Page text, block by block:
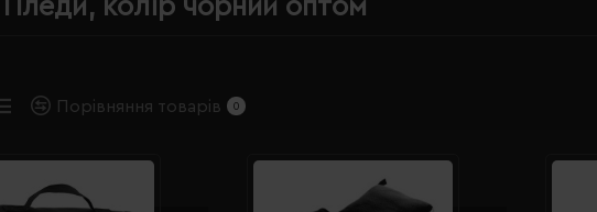
Пледи, колір чорний оптом
Порівняння товарів 0